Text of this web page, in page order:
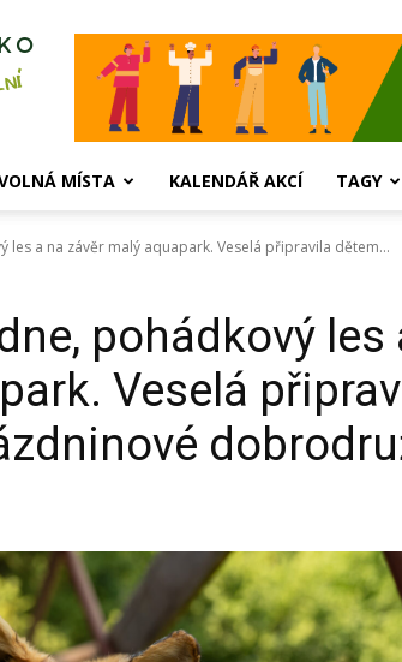
MÍSTA KALENDÁŘ AKCÍ TAGY
a na závěr malý aquapark. Veselá připravila dětem...
pohádkový les
Veselá